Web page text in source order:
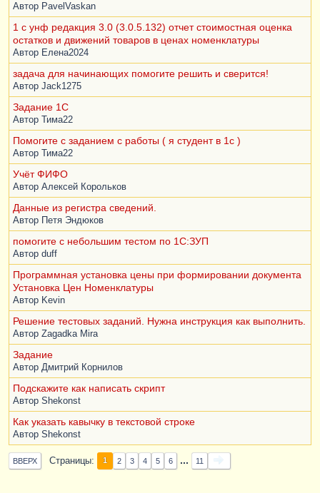
Автор PavelVaskan
1 с унф редакция 3.0 (3.0.5.132) отчет стоимостная оценка
остатков и движений товаров в ценах номенклатуры
Автор Елена2024
задача для начинающих помогите решить и сверится!
Автор Jack1275
Задание 1С
Автор Тима22
Помогите с заданием с работы ( я студент в 1с )
Автор Тима22
Учёт ФИФО
Автор Алексей Корольков
Данные из регистра сведений.
Автор Петя Эндюков
помогите с небольшим тестом по 1С:ЗУП
Автор duff
Программная установка цены при формировании документа
Установка Цен Номенклатуры
Автор Kevin
Решение тестовых заданий. Нужна инструкция как выполнить.
Автор Zagadka Mira
Задание
Автор Дмитрий Корнилов
Подскажите как написать скрипт
Автор Shekonst
Как указать кавычку в текстовой строке
Автор Shekonst
ВВЕРХ Страницы 1 2 3 4 5 6 ... 11